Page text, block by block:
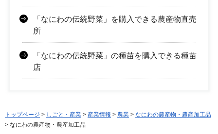
「なにわの伝統野菜」を購入できる農産物直売
所
「なにわの伝統野菜」の種苗を購入できる種苗
店
トップページ > しごと・産業 > 産業情報 > 農業 > なにわの農産物・農産加工品
> なにわの農産物・農産加工品